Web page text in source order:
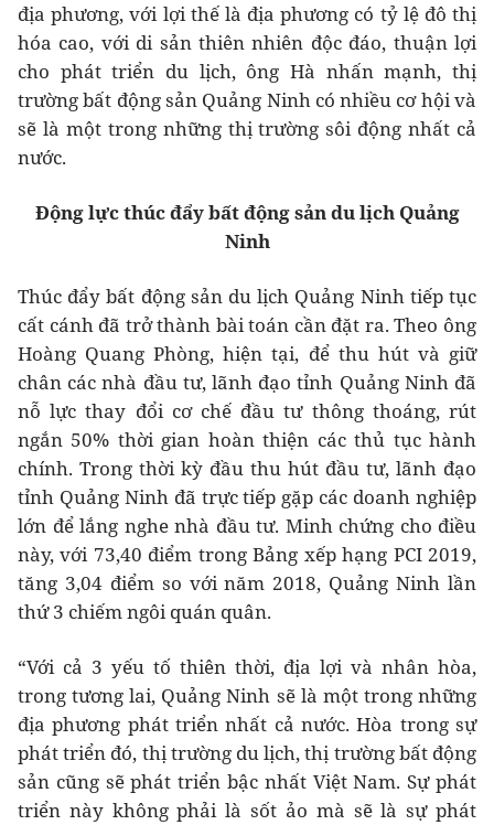
địa phương, với lợi thế là địa phương có tỷ lệ đô thị
hóa cao, với di sản thiên nhiên độc đáo, thuận lợi
cho phát triển du lịch, ông Hà nhấn mạnh, thị
trường bất động sản Quảng Ninh có nhiều cơ hội và
sẽ là một trong những thị trường sôi động nhất cả
nước.
Động lực thúc đẩy bất động sản du lịch Quảng
Ninh
Thúc đẩy bất động sản du lịch Quảng Ninh tiếp tục
cất cánh đã trở thành bài toán cần đặt ra. Theo ông
Hoàng Quang Phòng, hiện tại, để thu hút và giữ
chân các nhà đầu tư, lãnh đạo tỉnh Quảng Ninh đã
nỗ lực thay đổi cơ chế đầu tư thông thoáng, rút
ngắn 50% thời gian hoàn thiện các thủ tục hành
chính. Trong thời kỳ đầu thu hút đầu tư, lãnh đạo
tỉnh Quảng Ninh đã trực tiếp gặp các doanh nghiệp
lớn để lắng nghe nhà đầu tư. Minh chứng cho điều
này, với 73,40 điểm trong Bảng xếp hạng PCI 2019,
tăng 3,04 điểm so với năm 2018, Quảng Ninh lần
thứ 3 chiếm ngôi quán quân.
“Với cả 3 yếu tố thiên thời, địa lợi và nhân hòa,
trong tương lai, Quảng Ninh sẽ là một trong những
địa phương phát triển nhất cả nước. Hòa trong sự
phát triển đó, thị trường du lịch, thị trường bất động
sản cũng sẽ phát triển bậc nhất Việt Nam. Sự phát
triển này không phải là sốt ảo mà sẽ là sự phát